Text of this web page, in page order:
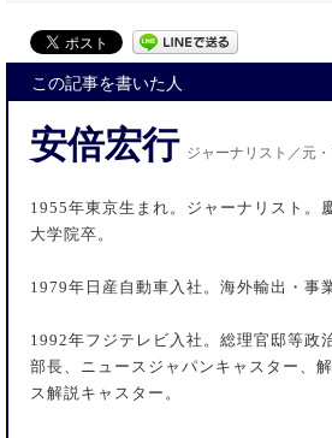
この記事を書いた人
安倍宏行 ジャーナリスト／元
1955年東京生まれ。ジャーナリスト。
大学院卒。
1979年日産自動車入社。海外輸出・事
1992年フジテレビ入社。総理官邸等政
部長、ニュースジャパンキャスター、
ス解説キャスター。